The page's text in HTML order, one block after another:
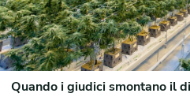
Quando i giudici smontano il